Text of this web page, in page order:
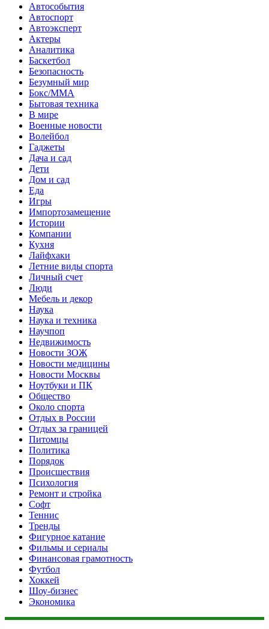
Автособытия
Автоспорт
Автоэксперт
Актеры
Аналитика
Баскетбол
Безопасность
Безумный мир
Бокс/MMA
Бытовая техника
В мире
Военные новости
Волейбол
Гаджеты
Дача и сад
Дети
Дом и сад
Еда
Игры
Импортозамещение
Истории
Компании
Кухня
Лайфхаки
Летние виды спорта
Личный счет
Люди
Мебель и декор
Наука
Наука и техника
Научпоп
Недвижимость
Новости ЗОЖ
Новости медицины
Новости Москвы
Ноутбуки и ПК
Общество
Около спорта
Отдых в России
Отдых за границей
Питомцы
Политика
Порядок
Происшествия
Психология
Ремонт и стройка
Софт
Теннис
Тренды
Фигурное катание
Фильмы и сериалы
Финансовая грамотность
Футбол
Хоккей
Шоу-бизнес
Экономика